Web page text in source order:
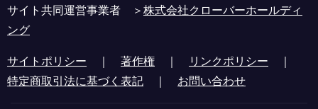
サイト共同運営事業者 ＞株式会社クローバーホールディ
ング
サイトポリシー ｜ 著作権 ｜ リンクポリシー ｜
特定商取引法に基づく表記 ｜ お問い合わせ